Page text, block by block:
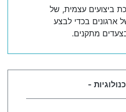
ביצועים עצמית, של
ארגונים בכדי לבצע
מתקנים.
-